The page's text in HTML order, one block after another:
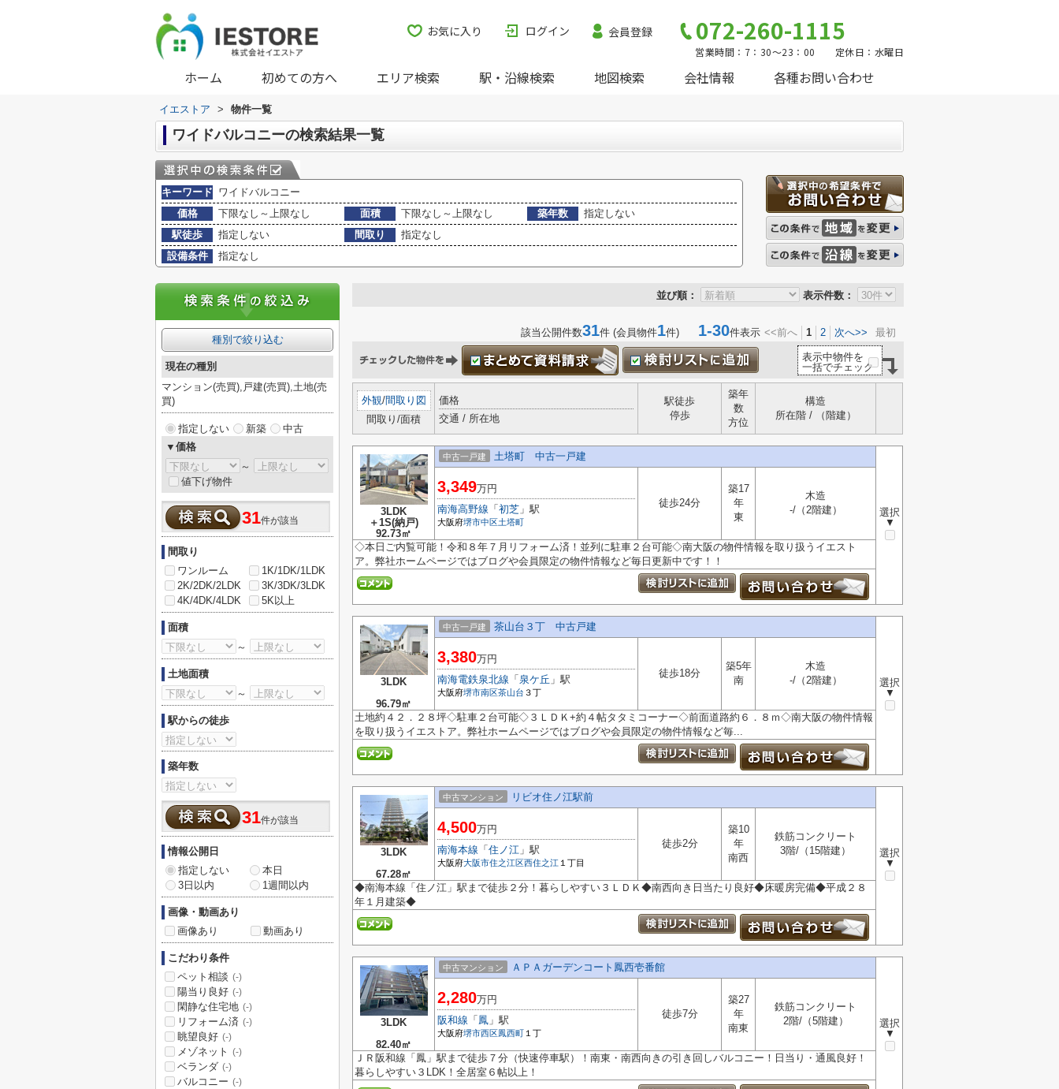
お気に入り ログイン 会員登録 072-260-1115
営業時間：7：30～23：00 定休日：水曜日
ホーム 初めての方へ エリア検索 駅・沿線検索 地図検索 会社情報 各種お問い合わせ
イエストア > 物件一覧
ワイドバルコニーの検索結果一覧
キーワード ワイドバルコニー
価格
下限なし～上限なし 面積 下限なし～上限なし 築年数
指定しない
駅徒歩
指定しない 間取り
指定なし
設備条件
指定なし
並び順： 表示件数：
該当公開件数31件 (会員物件1件) 1-30件表示 <<前へ 1 2 次へ>> 最初
表示中物件を
一括でチェック
外観/間取り図
間取り/面積
価格
交通 / 所在地
駅徒歩
停歩
築年
数
方位
構造
所在階 / （階建）
3LDK
＋1S(納戸)
92.73㎡
中古一戸建 土塔町 中古一戸建
選択
▼
3,349万円
南海高野線 「 初芝 」駅
大阪府堺市中区土塔町
徒歩24分
築17
年
東
木造
-/（2階建）
◇本日ご内覧可能！令和８年７月リフォーム済！並列に駐車２台可能◇南大阪の物件情報を取り扱うイエスト
ア。弊社ホームページではブログや会員限定の物件情報など毎日更新中です！！
3LDK
96.79㎡
中古一戸建 茶山台３丁 中古戸建
選択
▼
3,380万円
南海電鉄泉北線 「 泉ケ丘 」駅
大阪府堺市南区茶山台 ３丁
徒歩18分
築5年
南
木造
-/（2階建）
土地約４２．２８坪◇駐車２台可能◇３ＬＤＫ+約４帖タタミコーナー◇前面道路約６．８ｍ◇南大阪の物件情報
を取り扱うイエストア。弊社ホームページではブログや会員限定の物件情報など毎...
3LDK
67.28㎡
中古マンション リビオ住ノ江駅前
選択
▼
4,500万円
南海本線 「 住ノ江 」駅
大阪府大阪市住之江区西住之江 １丁目
徒歩2分
築10
年
南西
鉄筋コンクリート
3階/（15階建）
◆南海本線「住ノ江」駅まで徒歩２分！暮らしやすい３ＬＤＫ◆南西向き日当たり良好◆床暖房完備◆平成２８
年１月建築◆
3LDK
82.40㎡
中古マンション ＡＰＡガーデンコート鳳西壱番館
選択
▼
2,280万円
阪和線 「 鳳 」駅
大阪府堺市西区鳳西町 １丁
徒歩7分
築27
年
南東
鉄筋コンクリート
2階/（5階建）
ＪＲ阪和線「鳳」駅まで徒歩７分（快速停車駅）！南東・南西向きの引き回しバルコニー！日当り・通風良好！
暮らしやすい３LDK！全居室６帖以上！
種別で絞り込む
現在の種別
マンション(売買),戸建(売買),土地(売
買)
指定しない 新築
中古
▼価格
～
値下げ物件
31件が該当
間取り
ワンルーム
1K/1DK/1LDK
2K/2DK/2LDK
3K/3DK/3LDK
4K/4DK/4LDK
5K以上
面積
～
土地面積
～
駅からの徒歩
築年数
31件が該当
情報公開日
指定しない
本日
3日以内
1週間以内
画像・動画あり
画像あり
動画あり
こだわり条件
ペット相談 (-)
陽当り良好 (-)
閑静な住宅地 (-)
リフォーム済 (-)
眺望良好 (-)
メゾネット (-)
ベランダ (-)
バルコニー (-)